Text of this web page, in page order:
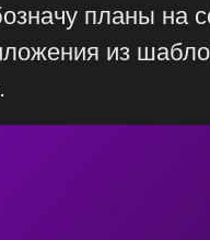
планы на
из